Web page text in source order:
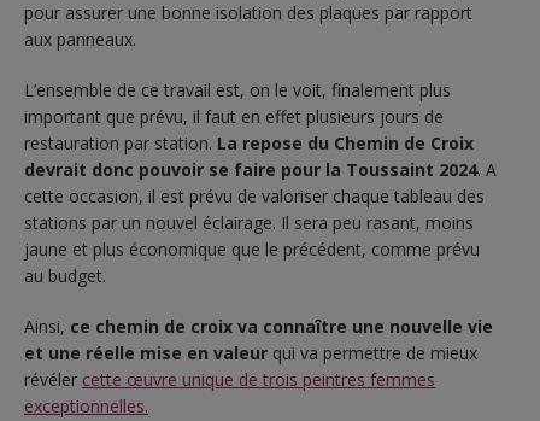
pour assurer une bonne isolation des plaques par rapport
aux panneaux.
L’ensemble de ce travail est, on le voit, finalement plus
important que prévu, il faut en effet plusieurs jours de
restauration par station. La repose du Chemin de Croix
devrait donc pouvoir se faire pour la Toussaint 2024. A
cette occasion, il est prévu de valoriser chaque tableau des
stations par un nouvel éclairage. Il sera peu rasant, moins
jaune et plus économique que le précédent, comme prévu
au budget.
Ainsi, ce chemin de croix va connaître une nouvelle vie
et une réelle mise en valeur qui va permettre de mieux
révéler cette œuvre unique de trois peintres femmes
exceptionnelles.